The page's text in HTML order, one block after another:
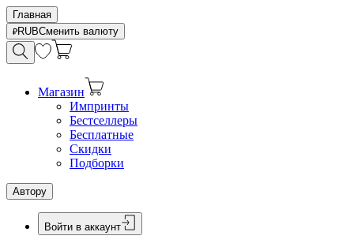
Главная
RUBСменить валюту
Магазин
Импринты
Бестселлеры
Бесплатные
Скидки
Подборки
Автору
Войти в аккаунт